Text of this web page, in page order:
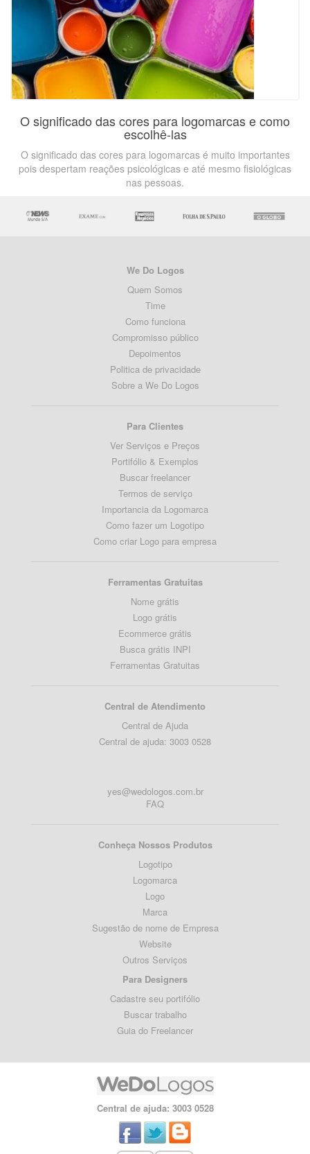
O significado das cores para logomarcas e como
escolhê-las
O significado das cores para logomarcas é muito importantes
pois despertam reações psicológicas e até mesmo fisiológicas
nas pessoas.
We Do Logos
Quem Somos
Time
Como funciona
Compromisso público
Depoimentos
Politica de privacidade
Sobre a We Do Logos
Para Clientes
Ver Serviços e Preços
Portifólio & Exemplos
Buscar freelancer
Termos de serviço
Importancia da Logomarca
Como fazer um Logotipo
Como criar Logo para empresa
Ferramentas Gratuitas
Nome grátis
Logo grátis
Ecommerce grátis
Busca grátis INPI
Ferramentas Gratuitas
Central de Atendimento
Central de Ajuda
Central de ajuda: 3003 0528
yes@wedologos.com.br
FAQ
Conheça Nossos Produtos
Logotipo
Logomarca
Logo
Marca
Sugestão de nome de Empresa
Website
Outros Serviços
Para Designers
Cadastre seu portifólio
Buscar trabalho
Guia do Freelancer
Central de ajuda: 3003 0528